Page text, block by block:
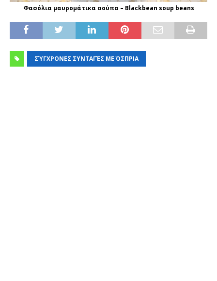
Φασόλια μαυρομάτικα σούπα – Blackbean soup beans
ΣΎΓΧΡΟΝΕΣ ΣΥΝΤΑΓΈΣ ΜΕ ΌΣΠΡΙΑ